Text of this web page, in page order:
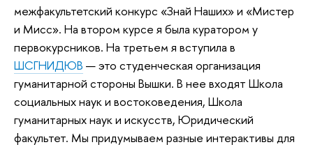
межфакультетский конкурс «Знай Наших» и «Мистер
и Мисс». На втором курсе я была куратором у
первокурсников. На третьем я вступила в
ШСГНИДЮВ — это студенческая организация
гуманитарной стороны Вышки. В нее входят Школа
социальных наук и востоковедения, Школа
гуманитарных наук и искусств, Юридический
факультет. Мы придумываем разные интерактивы для